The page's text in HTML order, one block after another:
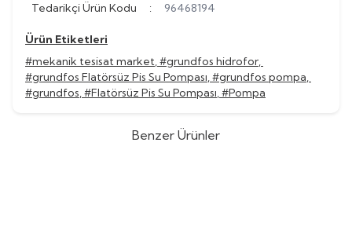
Tedarikçi Ürün Kodu
: 96468194
Ürün Etiketleri
#mekanik tesisat market,#grundfos hidrofor,
#grundfos Flatörsüz Pis Su Pompası,#grundfos pompa,
#grundfos,#Flatörsüz Pis Su Pompası,#Pompa
Benzer Ürünler